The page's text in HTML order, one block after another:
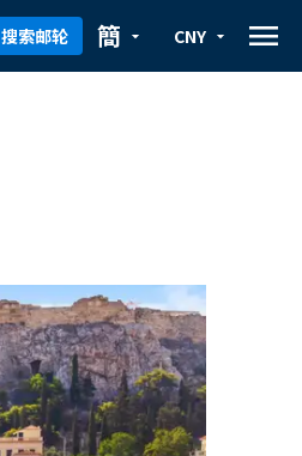
搜索邮轮 arrow_drop_down
簡 arrow_drop_down
CNY menu